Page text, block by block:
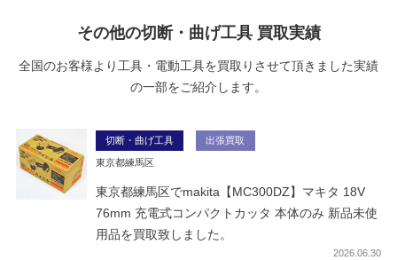
その他の切断・曲げ工具 買取実績
全国のお客様より工具・電動工具を買取りさせて頂きました実績
の一部をご紹介します。
切断・曲げ工具 出張買取
東京都練馬区
東京都練馬区でmakita【MC300DZ】マキタ 18V
76mm 充電式コンパクトカッタ 本体のみ 新品未使
用品を買取致しました。
2026 06.30